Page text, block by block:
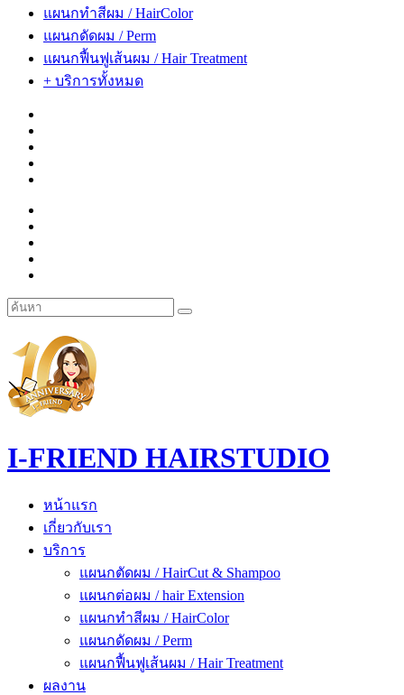
แผนกทำสีผม / HairColor
แผนกดัดผม / Perm
แผนกฟื้นฟูเส้นผม / Hair Treatment
+ บริการทั้งหมด
I-FRIEND HAIRSTUDIO
หน้าแรก
เกี่ยวกับเรา
บริการ
แผนกตัดผม / HairCut & Shampoo
แผนกต่อผม / hair Extension
แผนกทำสีผม / HairColor
แผนกดัดผม / Perm
แผนกฟื้นฟูเส้นผม / Hair Treatment
ผลงาน